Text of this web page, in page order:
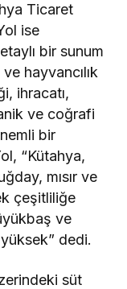
Ticaret
ise
bir sunum
hayvancılık
ihracatı,
ve coğrafi
bir
“Kütahya,
mısır ve
çeşitliliğe
ve
dedi.
süt